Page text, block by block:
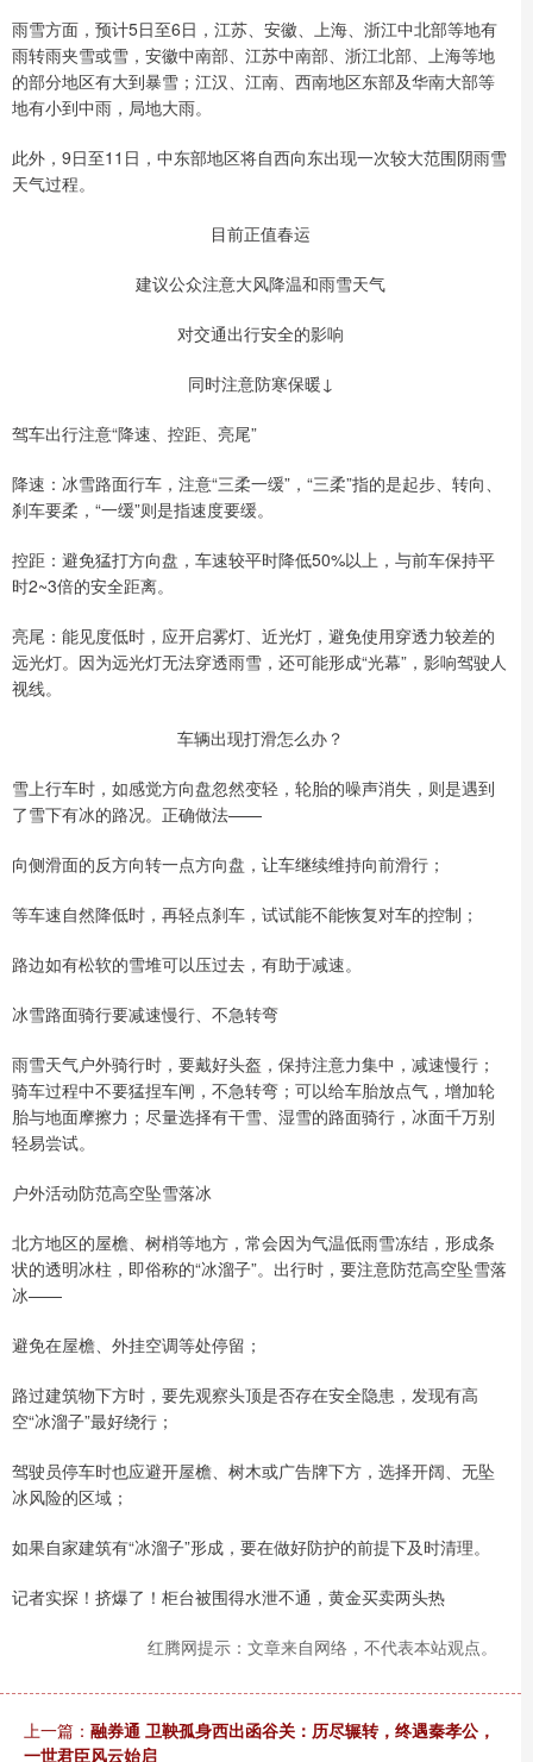
雨雪方面，预计5日至6日，江苏、安徽、上海、浙江中北部等地有
雨转雨夹雪或雪，安徽中南部、江苏中南部、浙江北部、上海等地
的部分地区有大到暴雪；江汉、江南、西南地区东部及华南大部等
地有小到中雨，局地大雨。
此外，9日至11日，中东部地区将自西向东出现一次较大范围阴雨雪
天气过程。
目前正值春运
建议公众注意大风降温和雨雪天气
对交通出行安全的影响
同时注意防寒保暖↓
驾车出行注意“降速、控距、亮尾”
降速：冰雪路面行车，注意“三柔一缓”，“三柔”指的是起步、转向、
刹车要柔，“一缓”则是指速度要缓。
控距：避免猛打方向盘，车速较平时降低50%以上，与前车保持平
时2~3倍的安全距离。
亮尾：能见度低时，应开启雾灯、近光灯，避免使用穿透力较差的
远光灯。因为远光灯无法穿透雨雪，还可能形成“光幕”，影响驾驶人
视线。
车辆出现打滑怎么办？
雪上行车时，如感觉方向盘忽然变轻，轮胎的噪声消失，则是遇到
了雪下有冰的路况。正确做法——
向侧滑面的反方向转一点方向盘，让车继续维持向前滑行；
等车速自然降低时，再轻点刹车，试试能不能恢复对车的控制；
路边如有松软的雪堆可以压过去，有助于减速。
冰雪路面骑行要减速慢行、不急转弯
雨雪天气户外骑行时，要戴好头盔，保持注意力集中，减速慢行；
骑车过程中不要猛捏车闸，不急转弯；可以给车胎放点气，增加轮
胎与地面摩擦力；尽量选择有干雪、湿雪的路面骑行，冰面千万别
轻易尝试。
户外活动防范高空坠雪落冰
北方地区的屋檐、树梢等地方，常会因为气温低雨雪冻结，形成条
状的透明冰柱，即俗称的“冰溜子”。出行时，要注意防范高空坠雪落
冰——
避免在屋檐、外挂空调等处停留；
路过建筑物下方时，要先观察头顶是否存在安全隐患，发现有高
空“冰溜子”最好绕行；
驾驶员停车时也应避开屋檐、树木或广告牌下方，选择开阔、无坠
冰风险的区域；
如果自家建筑有“冰溜子”形成，要在做好防护的前提下及时清理。
记者实探！挤爆了！柜台被围得水泄不通，黄金买卖两头热
红腾网提示：文章来自网络，不代表本站观点。
上一篇： 融券通 卫鞅孤身西出函谷关：历尽辗转，终遇秦孝公，
一世君臣风云始启